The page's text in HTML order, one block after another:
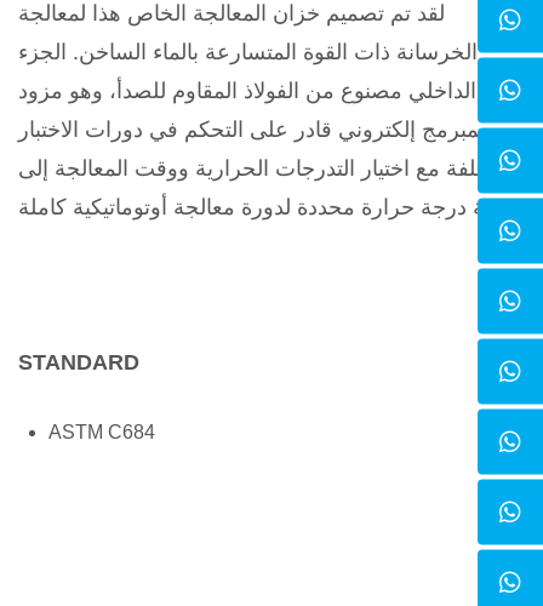
لقد تم تصميم خزان المعالجة الخاص هذا لمعالجة
الخرسانة ذات القوة المتسارعة بالماء الساخن. الجزء
الداخلي مصنوع من الفولاذ المقاوم للصدأ، وهو مزود
بمبرمج إلكتروني قادر على التحكم في دورات الاختبار
المختلفة مع اختيار التدرجات الحرارية ووقت المعالجة إلى
STANDARD
ASTM C684